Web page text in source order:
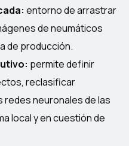
entorno de arrastrar
de neumáticos
de producción.
permite definir
reclasificar
redes neuronales de las
local y en cuestión de